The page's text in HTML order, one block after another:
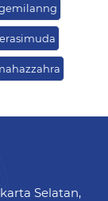
Selatan,